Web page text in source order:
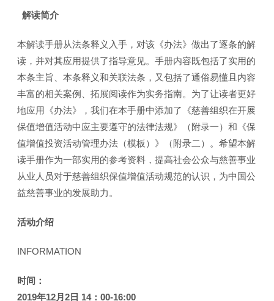
解读简介
本解读手册从法条释义入手，对该《办法》做出了逐条的解
读，并对其应用提供了指导意见。手册内容既包括了实用的
本条主旨、本条释义和关联法条，又包括了通俗易懂且内容
丰富的相关案例、拓展阅读作为实务指南。为了让读者更好
地应用《办法》，我们在本手册中添加了《慈善组织在开展
保值增值活动中应主要遵守的法律法规》（附录一）和《保
值增值投资活动管理办法（模板）》（附录二）。希望本解
读手册作为一部实用的参考资料，提高社会公众与慈善事业
从业人员对于慈善组织保值增值活动规范的认识，为中国公
益慈善事业的发展助力。
活动介绍
INFORMATION
时间 ：
2019年12月2日 14：00-16:00